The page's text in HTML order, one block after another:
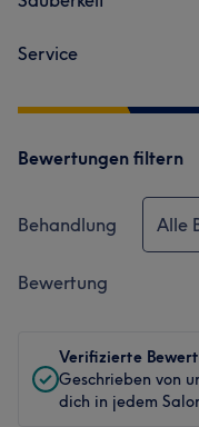
Service
Bewertungen filtern
Behandlung Alle
Bewertung
Verifizierte
Geschrieben von
dich in jedem